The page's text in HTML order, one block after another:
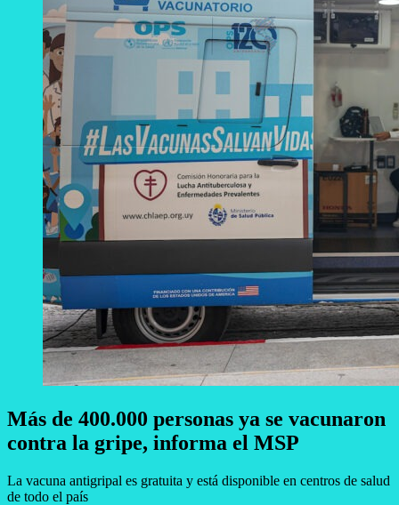
Más de 400.000 personas ya se vacunaron
contra la gripe, informa el MSP
La vacuna antigripal es gratuita y está disponible en centros de salud
de todo el país